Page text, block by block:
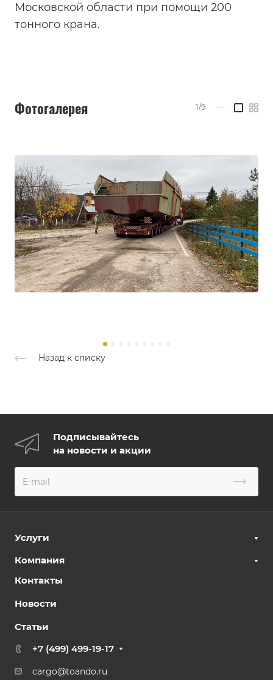
Московской области при помощи 200
тонного крана.
Фотогалерея 1/9 —
Назад к списку
Подписывайтесь
на новости и акции
Услуги
Компания
Контакты
Новости
Статьи
+7 (499) 499-19-17
cargo@toando.ru